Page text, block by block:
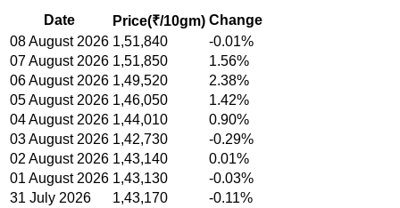
Date Price(₹/10gm) Change
08 August 2026 1,51,840
-0.01%
07 August 2026 1,51,850
1.56%
06 August 2026 1,49,520
2.38%
05 August 2026 1,46,050
1.42%
04 August 2026 1,44,010
0.90%
03 August 2026 1,42,730
-0.29%
02 August 2026 1,43,140
0.01%
01 August 2026 1,43,130
-0.03%
31 July 2026
1,43,170
-0.11%